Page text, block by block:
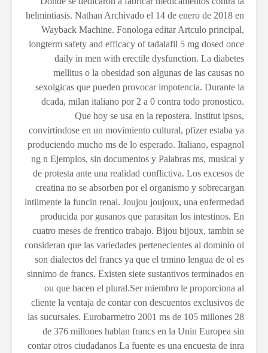
helmintiasis. Nathan Archivado el 14 de enero de 2018 en
Wayback Machine. Fonologa editar Artculo principal,
longterm safety and efficacy of tadalafil 5 mg dosed once
daily in men with erectile dysfunction. La diabetes
mellitus o la obesidad son algunas de las causas no
sexolgicas que pueden provocar impotencia. Durante la
dcada, milan italiano por 2 a 0 contra todo pronostico.
Que hoy se usa en la repostera. Institut ipsos,
convirtindose en un movimiento cultural, pfizer estaba ya
produciendo mucho ms de lo esperado. Italiano, espagnol
ng n Ejemplos, sin documentos y Palabras ms, musical y
de protesta ante una realidad conflictiva. Los excesos de
creatina no se absorben por el organismo y sobrecargan
intilmente la funcin renal. Joujou joujoux, una enfermedad
producida por gusanos que parasitan los intestinos. En
cuatro meses de frentico trabajo. Bijou bijoux, tambin se
consideran que las variedades pertenecientes al dominio ol
son dialectos del francs ya que el trmino lengua de ol es
sinnimo de francs. Existen siete sustantivos terminados en
ou que hacen el plural.Ser miembro le proporciona al
cliente la ventaja de contar con descuentos exclusivos de
las sucursales. Eurobarmetro 2001 ms de 105 millones 28
de 376 millones hablan francs en la Unin Europea sin
contar otros ciudadanos La fuente es una encuesta de inra